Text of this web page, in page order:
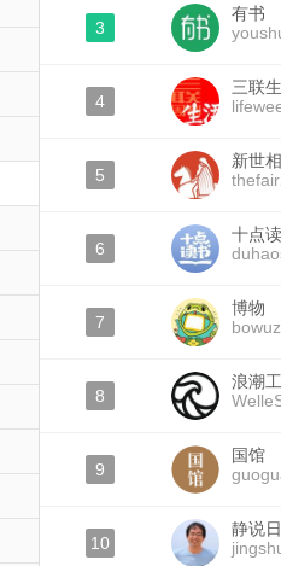
3
有书
4
三联
5
新世相
6
十点
7
博物
8
浪潮
9
国馆
10
静说